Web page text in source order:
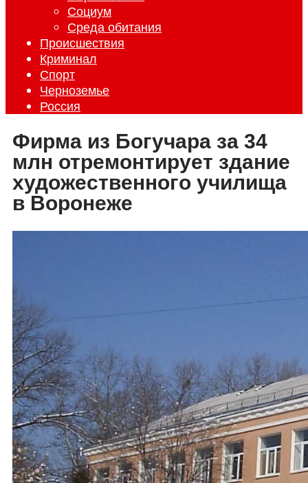
Социум
Среда обитания
Происшествия
Криминал
Спорт
Черноземье
Россия
Фирма из Богучара за 34
млн отремонтирует здание
художественного училища
в Воронеже